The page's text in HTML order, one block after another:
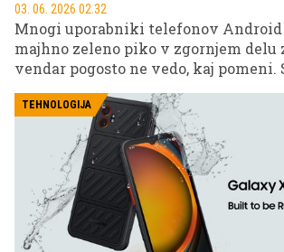
03. 06. 2026 02.32
Mnogi uporabniki telefonov Android
majhno zeleno piko v zgornjem delu
vendar pogosto ne vedo, kaj
ki lahko razkrije, kdaj aplikacije
kamere ali mikrofona.
TEHNOLOGIJA